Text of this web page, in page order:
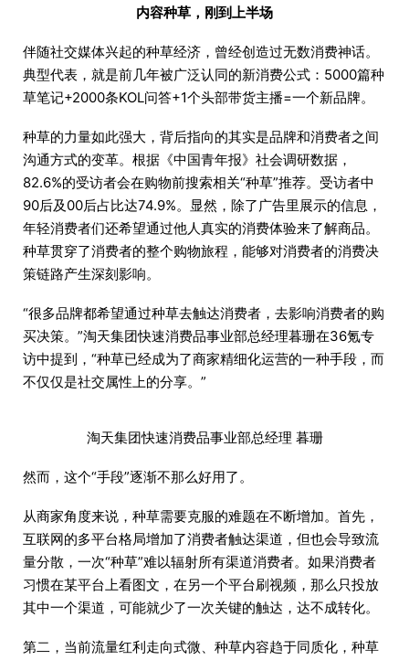
内容种草，刚到上半场
伴随社交媒体兴起的种草经济，曾经创造过无数消费神话。
典型代表，就是前几年被广泛认同的新消费公式：5000篇种
草笔记+2000条KOL问答+1个头部带货主播=一个新品牌。
种草的力量如此强大，背后指向的其实是品牌和消费者之间
沟通方式的变革。根据《中国青年报》社会调研数据，
82.6%的受访者会在购物前搜索相关“种草”推荐。受访者中
90后及00后占比达74.9%。显然，除了广告里展示的信息，
年轻消费者们还希望通过他人真实的消费体验来了解商品。
种草贯穿了消费者的整个购物旅程，能够对消费者的消费决
策链路产生深刻影响。
“很多品牌都希望通过种草去触达消费者，去影响消费者的购
买决策。”淘天集团快速消费品事业部总经理暮珊在36氪专
访中提到，“种草已经成为了商家精细化运营的一种手段，而
不仅仅是社交属性上的分享。”
淘天集团快速消费品事业部总经理 暮珊
然而，这个“手段”逐渐不那么好用了。
从商家角度来说，种草需要克服的难题在不断增加。首先，
互联网的多平台格局增加了消费者触达渠道，但也会导致流
量分散，一次“种草”难以辐射所有渠道消费者。如果消费者
习惯在某平台上看图文，在另一个平台刷视频，那么只投放
其中一个渠道，可能就少了一次关键的触达，达不成转化。
第二，当前流量红利走向式微、种草内容趋于同质化，种草